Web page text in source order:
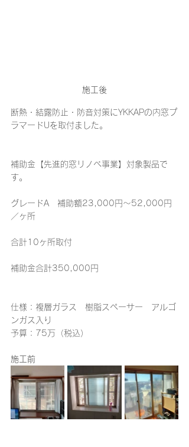
施工後
断熱・結露防止・防音対策にYKKAPの内窓プ
ラマードUを取付ました。
補助金【先進的窓リノベ事業】対象製品で
す。
グレードA　補助額23,000円～52,000円
／ヶ所
合計10ヶ所取付
補助金合計350,000円
仕様：複層ガラス　樹脂スペーサー　アルゴ
ンガス入り
予算：75万（税込）
施工前